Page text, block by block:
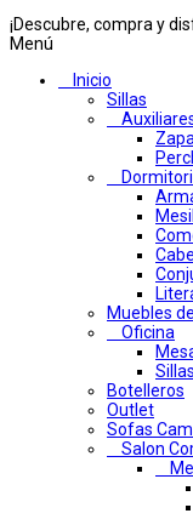
¡Descubre, compra y
Menú
Inicio
Sillas
Muebles
Oficina
Botelleros
Outlet
Sofas
Salon